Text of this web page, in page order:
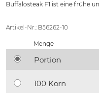
Buffalosteak F1 ist eine frühe
Artikel-Nr.: B56262-10
Menge
Portion
100 Korn